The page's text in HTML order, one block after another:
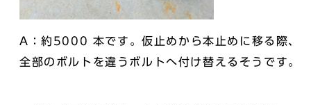
A：約5000 本です。仮止めから本止めに移る際、
全部のボルトを違うボルトへ付け替えるそうです。